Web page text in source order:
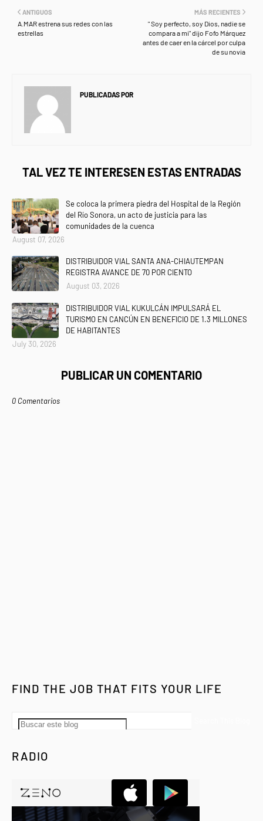
MÁS RECIENTES
" Soy perfecto, soy Dios, nadie se
compara a mi" dijo Fofo Márquez
antes de caer en la cárcel por culpa
de su novia
ANTIGUOS
A.MAR estrena sus redes con las
estrellas
PUBLICADAS POR
TAL VEZ TE INTERESEN ESTAS ENTRADAS
Se coloca la primera piedra del Hospital de la Región
del Río Sonora, un acto de justicia para las
comunidades de la cuenca
August 07, 2026
DISTRIBUIDOR VIAL SANTA ANA-CHIAUTEMPAN
REGISTRA AVANCE DE 70 POR CIENTO
August 03, 2026
DISTRIBUIDOR VIAL KUKULCÁN IMPULSARÁ EL
TURISMO EN CANCÚN EN BENEFICIO DE 1.3 MILLONES
DE HABITANTES
July 30, 2026
PUBLICAR UN COMENTARIO
0 Comentarios
FIND THE JOB THAT FITS YOUR LIFE
RADIO